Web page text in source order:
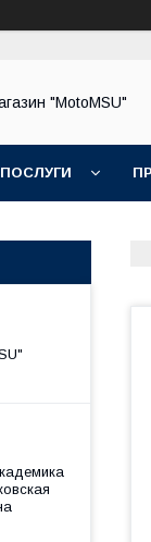
"MotoMSU"